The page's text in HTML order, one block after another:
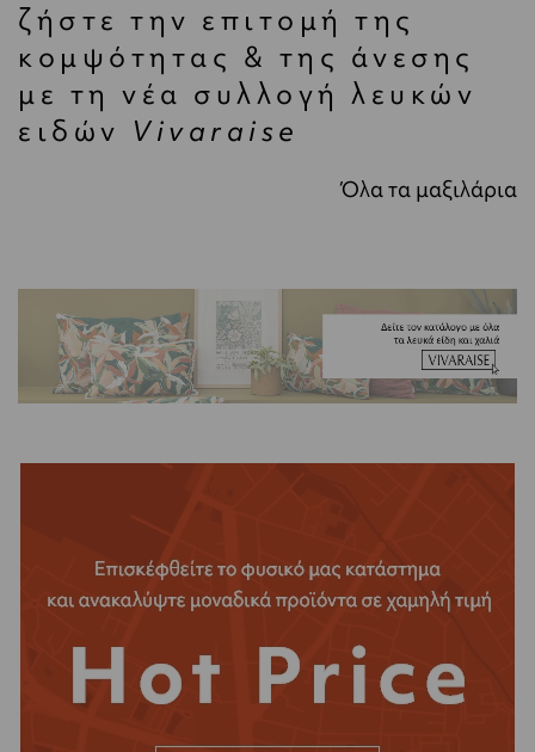
ζήστε την επιτομή της
κομψότητας & της άνεσης
με τη νέα συλλογή λευκών
ειδών Vivaraise
Όλα τα μαξιλάρια